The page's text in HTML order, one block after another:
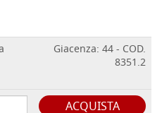
Giacenza: 44 - COD.
8351.2
ACQUISTA